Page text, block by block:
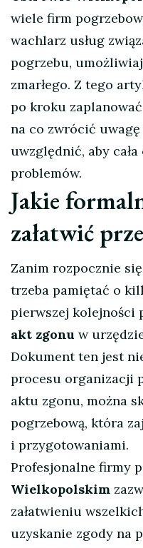
wiele firm
wachlarz usług
pogrzebu,
zmarłego. Z tego
po kroku
na co zwrócić
uwzględnić, aby
problemów.
Jakie
załatwić
Zanim rozpocznie
trzeba pamiętać o
pierwszej kolejności
akt zgonu w
Dokument ten jest
procesu organizacji
aktu zgonu, można
pogrzebową, która
i przygotowaniami.
Profesjonalne firmy
Wielkopolskim
załatwieniu
uzyskanie zgody na